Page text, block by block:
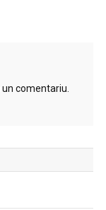
comentariu.